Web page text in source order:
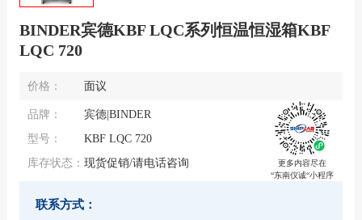
BINDER宾德KBF LQC系列恒温恒湿箱KBF
LQC 720
价格： 面议
更多内容尽在
“东南仪诚“小程序
品牌：
宾德|BINDER
型号：
KBF LQC 720
库存状态： 现货促销/请电话咨询
联系方式：